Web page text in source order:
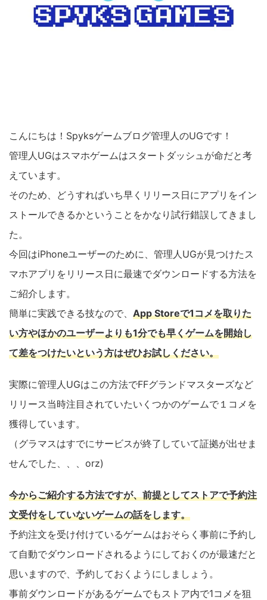
こんにちは！Spyksゲームブログ管理人のUGです！
管理人UGはスマホゲームはスタートダッシュが命だと考
えています。
そのため、どうすればいち早くリリース日にアプリをイン
ストールできるかということをかなり試行錯誤してきまし
た。
今回はiPhoneユーザーのために、管理人UGが見つけたス
マホアプリをリリース日に最速でダウンロードする方法を
ご紹介します。
簡単に実践できる技なので、 App Storeで1コメを取りた
い方やほかのユーザーよりも1分でも早くゲームを開始し
て差をつけたいという方はぜひお試しください。
実際に管理人UGはこの方法でFFグランドマスターズなど
リリース当時注目されていたいくつかのゲームで１コメを
獲得しています。
（グラマスはすでにサービスが終了していて証拠が出せま
せんでした、、、orz)
今からご紹介する方法ですが、前提としてストアで予約注
文受付をしていないゲームの話をします。
予約注文を受け付けているゲームはおそらく事前に予約し
て自動でダウンロードされるようにしておくのが最速だと
思いますので、予約しておくようにしましょう。
事前ダウンロードがあるゲームでもストア内で1コメを狙